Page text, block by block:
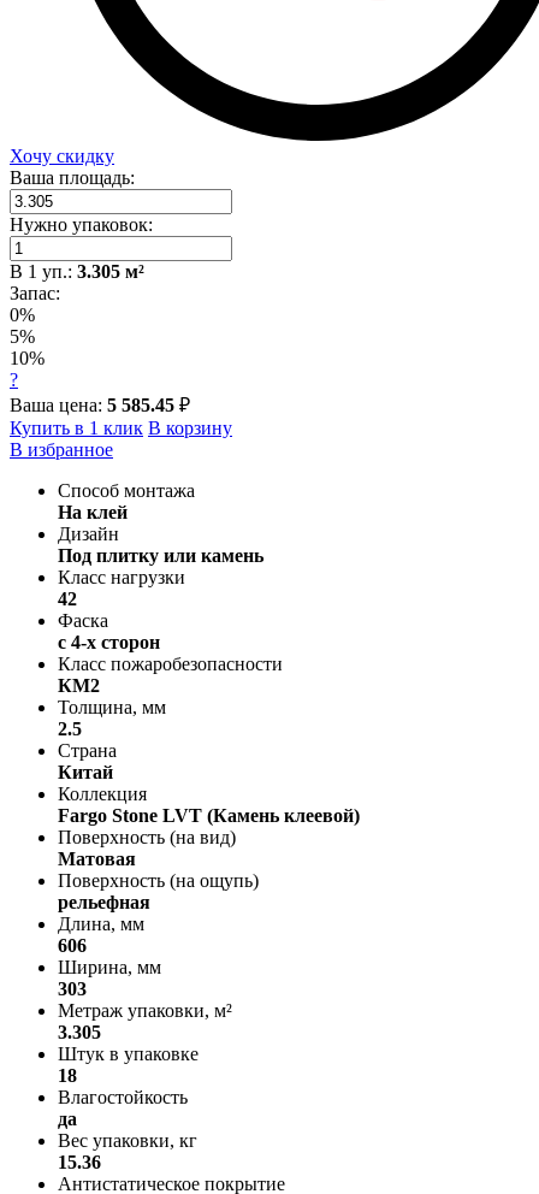
Хочу скидку
Ваша площадь:
Нужно упаковок:
В 1 уп.: 3.305 м²
Запас:
0%
5%
10%
?
Ваша цена: 5 585.45 ₽
Купить в 1 клик В корзину
В избранное
Способ монтажа
На клей
Дизайн
Под плитку или камень
Класс нагрузки
42
Фаска
с 4-х сторон
Класс пожаробезопасности
КМ2
Толщина, мм
2.5
Страна
Китай
Коллекция
Fargo Stone LVT (Камень клеевой)
Поверхность (на вид)
Матовая
Поверхность (на ощупь)
рельефная
Длина, мм
606
Ширина, мм
303
Метраж упаковки, м²
3.305
Штук в упаковке
18
Влагостойкость
да
Вес упаковки, кг
15.36
Антистатическое покрытие